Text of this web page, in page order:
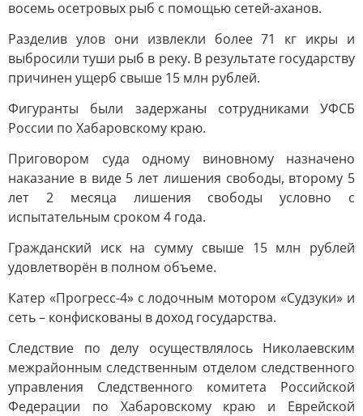
восемь осетровых рыб с помощью сетей-аханов.
Разделив улов они извлекли более 71 кг икры и
выбросили туши рыб в реку. В результате государству
причинен ущерб свыше 15 млн рублей.
Фигуранты были задержаны сотрудниками УФСБ
России по Хабаровскому краю.
Приговором суда одному виновному назначено
наказание в виде 5 лет лишения свободы, второму 5
лет 2 месяца лишения свободы условно с
испытательным сроком 4 года.
Гражданский иск на сумму свыше 15 млн рублей
удовлетворён в полном объеме.
Катер «Прогресс-4» с лодочным мотором «Судзуки» и
сеть – конфискованы в доход государства.
Следствие по делу осуществлялось Николаевским
межрайонным следственным отделом следственного
управления Следственного комитета Российской
Федерации по Хабаровскому краю и Еврейской